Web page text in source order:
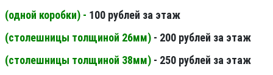
(одной коробки) - 100 рублей за этаж
(столешницы толщиной 26мм) - 200 рублей за этаж
(столешницы толщиной 38мм) - 250 рублей за этаж